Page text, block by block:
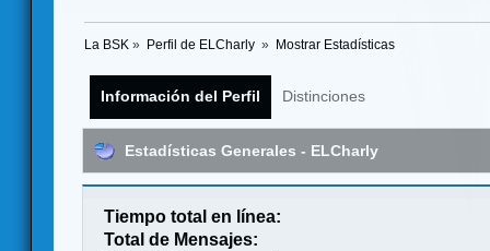
La BSK » Perfil de ELCharly » Mostrar Estadísticas
Información del Perfil Distinciones
Estadísticas Generales - ELCharly
Tiempo total en línea:
Total de Mensajes: